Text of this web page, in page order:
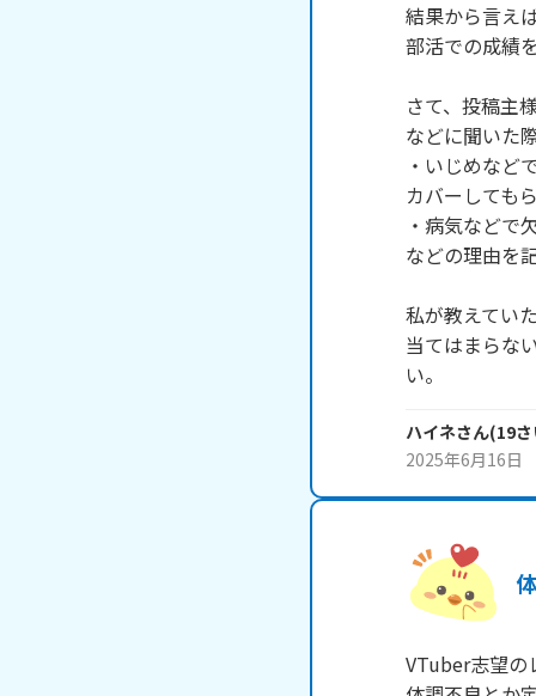
結果から言え
部活での成績
さて、投稿主
などに聞いた
・いじめなど
カバーしても
・病気などで
などの理由を
私が教えてい
当てはまらな
い。
ハイネさん(19さ
2025年6月16日
VTuber志望の